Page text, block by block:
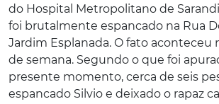
do Hospital Metropolitano de
foi brutalmente espancado na Rua
Jardim Esplanada. O fato aconteceu
de semana. Segundo o que foi
presente momento, cerca de seis
espancado Silvio e deixado o rapaz